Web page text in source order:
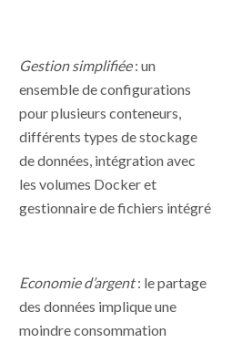
Gestion simplifiée: un
ensemble de configurations
pour plusieurs conteneurs,
différents types de stockage
de données, intégration avec
les volumes Docker et
gestionnaire de fichiers intégré
Economie d’argent: le partage
des données implique une
moindre consommation